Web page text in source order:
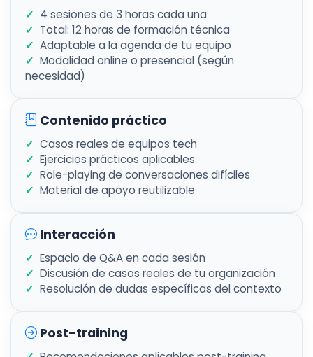
4 sesiones de 3 horas cada una
Total: 12 horas de formación técnica
Adaptable a la agenda de tu equipo
Modalidad online o presencial (según
necesidad)
Contenido práctico
Casos reales de equipos tech
Ejercicios prácticos aplicables
Role-playing de conversaciones difíciles
Material de apoyo reutilizable
Interacción
Espacio de Q&A en cada sesión
Discusión de casos reales de tu organización
Resolución de dudas específicas del contexto
Post-training